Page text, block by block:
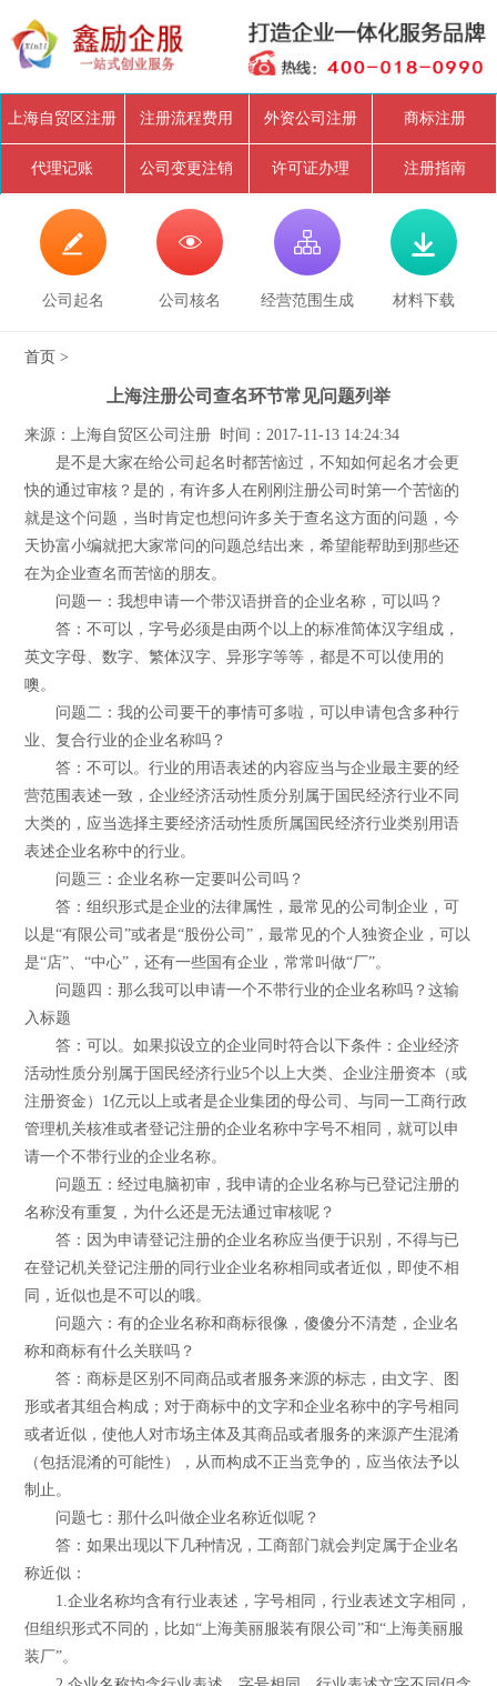
上海自贸区注册 注册流程费用 外资公司注册 商标注册
代理记账 公司变更注销 许可证办理 注册指南

公司起名

公司核名

经营范围生成

材料下载
首页 >
上海注册公司查名环节常见问题列举
来源：上海自贸区公司注册 时间：2017-11-13 14:24:34
是不是大家在给公司起名时都苦恼过，不知如何起名才会更
快的通过审核？是的，有许多人在刚刚注册公司时第一个苦恼的
就是这个问题，当时肯定也想问许多关于查名这方面的问题，今
天协富小编就把大家常问的问题总结出来，希望能帮助到那些还
在为企业查名而苦恼的朋友。
问题一：我想申请一个带汉语拼音的企业名称，可以吗？
答：不可以，字号必须是由两个以上的标准简体汉字组成，
英文字母、数字、繁体汉字、异形字等等，都是不可以使用的
噢。
问题二：我的公司要干的事情可多啦，可以申请包含多种行
业、复合行业的企业名称吗？
答：不可以。行业的用语表述的内容应当与企业最主要的经
营范围表述一致，企业经济活动性质分别属于国民经济行业不同
大类的，应当选择主要经济活动性质所属国民经济行业类别用语
表述企业名称中的行业。
问题三：企业名称一定要叫公司吗？
答：组织形式是企业的法律属性，最常见的公司制企业，可
以是“有限公司”或者是“股份公司”，最常见的个人独资企业，可以
是“店”、“中心”，还有一些国有企业，常常叫做“厂”。
问题四：那么我可以申请一个不带行业的企业名称吗？这输
入标题
答：可以。如果拟设立的企业同时符合以下条件：企业经济
活动性质分别属于国民经济行业5个以上大类、企业注册资本（或
注册资金）1亿元以上或者是企业集团的母公司、与同一工商行政
管理机关核准或者登记注册的企业名称中字号不相同，就可以申
请一个不带行业的企业名称。
问题五：经过电脑初审，我申请的企业名称与已登记注册的
名称没有重复，为什么还是无法通过审核呢？
答：因为申请登记注册的企业名称应当便于识别，不得与已
在登记机关登记注册的同行业企业名称相同或者近似，即使不相
同，近似也是不可以的哦。
问题六：有的企业名称和商标很像，傻傻分不清楚，企业名
称和商标有什么关联吗？
答：商标是区别不同商品或者服务来源的标志，由文字、图
形或者其组合构成；对于商标中的文字和企业名称中的字号相同
或者近似，使他人对市场主体及其商品或者服务的来源产生混淆
（包括混淆的可能性），从而构成不正当竞争的，应当依法予以
制止。
问题七：那什么叫做企业名称近似呢？
答：如果出现以下几种情况，工商部门就会判定属于企业名
称近似：
1.企业名称均含有行业表述，字号相同，行业表述文字相同，
但组织形式不同的，比如“上海美丽服装有限公司”和“上海美丽服
装厂”。